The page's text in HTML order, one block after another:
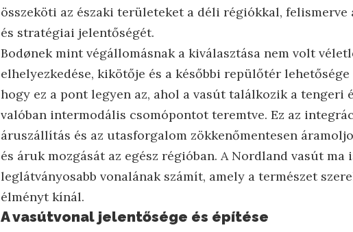
összeköti az északi területeket a déli régiókkal, felismerve
és stratégiai jelentőségét.
Bodønek mint végállomásnak a kiválasztása nem volt
elhelyezkedése, kikötője és a későbbi repülőtér
hogy ez a pont legyen az, ahol a vasút találkozik a tengeri
valóban intermodális csomópontot teremtve. Ez az
áruszállítás és az utasforgalom zökkenőmentesen
és áruk mozgását az egész régióban. A Nordland vasút ma
leglátványosabb vonalának számít, amely a természet
élményt kínál.
A vasútvonal jelentősége és építése